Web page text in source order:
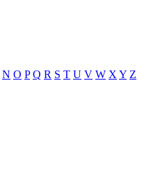
N O P Q R S T U V W X Y Z